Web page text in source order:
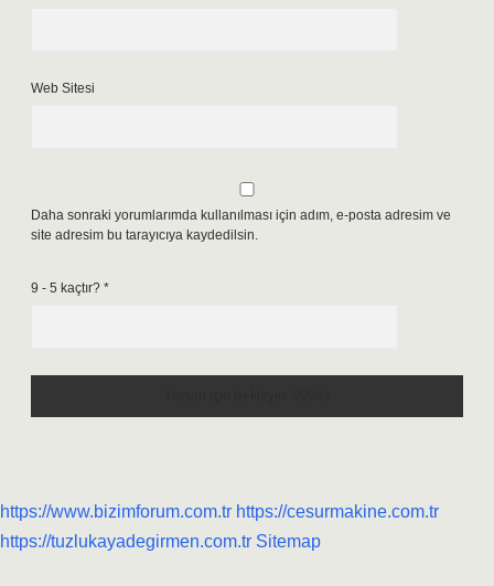
Web Sitesi
Daha sonraki yorumlarımda kullanılması için adım, e-posta adresim ve
site adresim bu tarayıcıya kaydedilsin.
9 - 5 kaçtır? *
https://www.bizimforum.com.tr https://cesurmakine.com.tr
https://tuzlukayadegirmen.com.tr Sitemap